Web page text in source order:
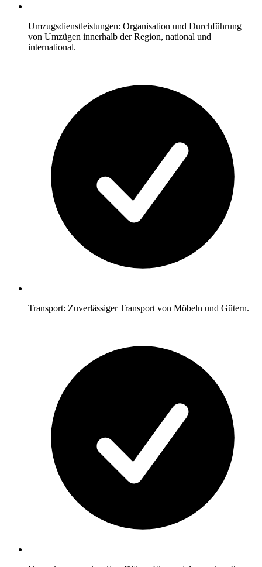
Umzugsdienstleistungen: Organisation und Durchführung
von Umzügen innerhalb der Region, national und
international.
Transport: Zuverlässiger Transport von Möbeln und Gütern.